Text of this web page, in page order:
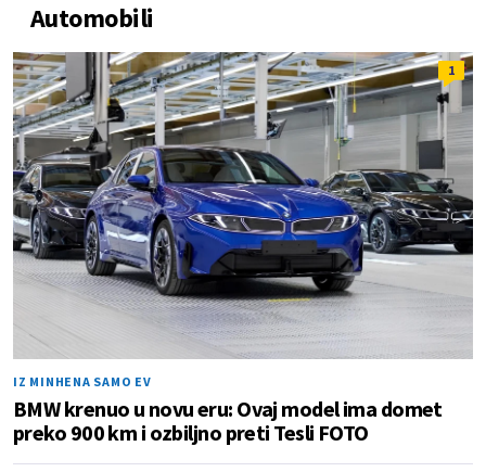
Automobili
1
IZ MINHENA SAMO EV
BMW krenuo u novu eru: Ovaj model ima domet
preko 900 km i ozbiljno preti Tesli FOTO